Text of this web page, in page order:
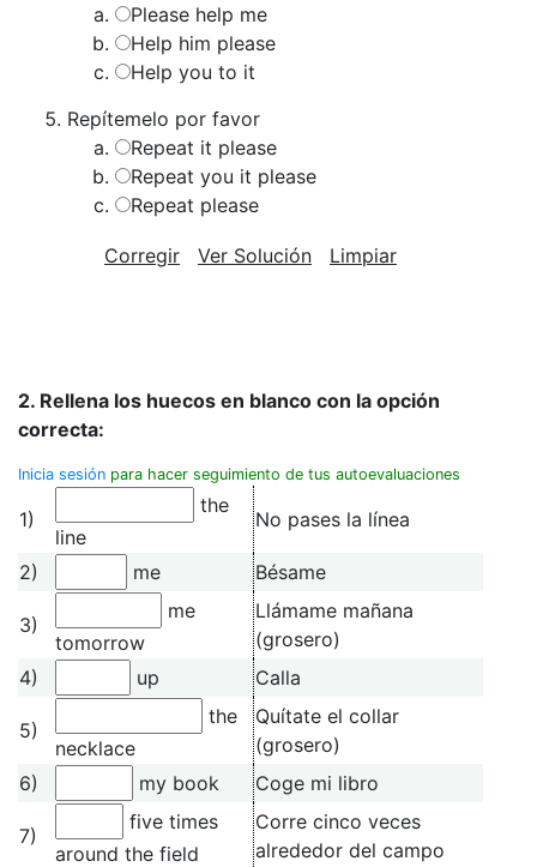
Please help me
Help him please
Help you to it
Repítemelo por favor
Repeat it please
Repeat you it please
Repeat please
Corregir Ver Solución Limpiar
2. Rellena los huecos en blanco con la opción
correcta:
Inicia sesión para hacer seguimiento de tus autoevaluaciones
1)
the
line
No pases la línea
2) me Bésame
3)
me
tomorrow
Llámame mañana
(grosero)
4)
up Calla
5)
the
necklace
Quítate el collar
(grosero)
6)
my book Coge mi libro
7)
five times
around the field
Corre cinco veces
alrededor del campo